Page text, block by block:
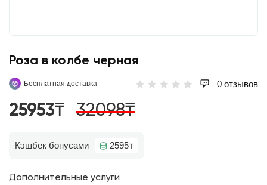
Роза в колбе черная
Бесплатная доставка 0 отзывов
25953₸ 32098₸
Кэшбек бонусами 2595₸
Дополнительные услуги